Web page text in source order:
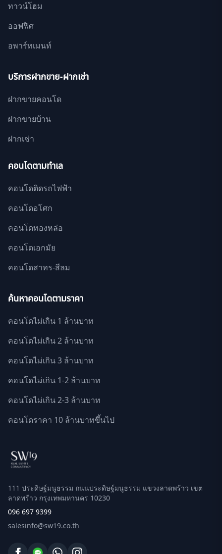
ทาวน์โฮม
ออฟฟิศ
อพาร์ทเมนท์
บริการฝากขาย-ฝากเช่า
ฝากขายคอนโด
ฝากขายบ้าน
ฝากเช่า
คอนโดตามทำเล
คอนโดติดรถไฟฟ้า
คอนโดอโศก
คอนโดทองหล่อ
คอนโดเอกมัย
คอนโดสาทร-สีลม
ค้นหาคอนโดตามราคา
คอนโดไม่เกิน 1 ล้านบาท
คอนโดไม่เกิน 2 ล้านบาท
คอนโดไม่เกิน 3 ล้านบาท
คอนโดไม่เกิน 1-2 ล้านบาท
คอนโดไม่เกิน 2-3 ล้านบาท
คอนโดราคา 10 ล้านบาทขึ้นไป
111 ประดิษฐ์มนูธรรม ถนนประดิษฐ์มนูธรรม แขวงลาดพร้าว เขต
ลาดพร้าว กรุงเทพมหานคร 10230
096 697 9399
salesinfo@sw19.co.th